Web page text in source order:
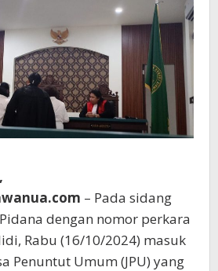
– Pada sidang
dengan nomor perkara
Rabu (16/10/2024) masuk
Penuntut Umum (JPU) yang